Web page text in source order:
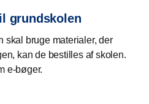
grundskolen
skal bruge materialer, der
kan de bestilles af skolen.
e-bøger.